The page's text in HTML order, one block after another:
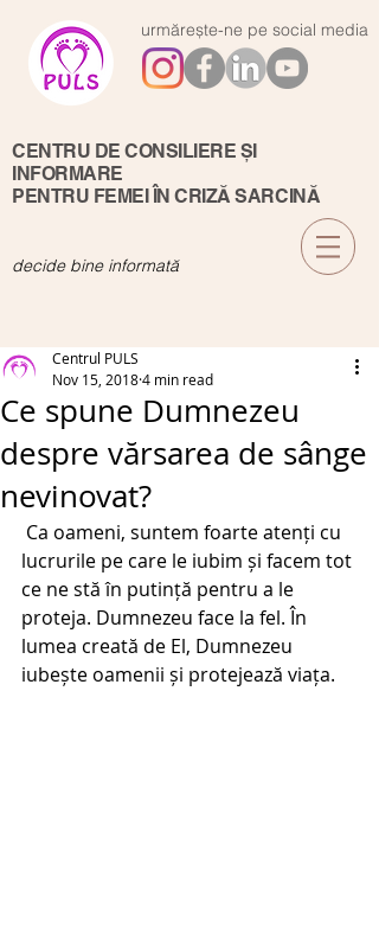
urmărește-ne pe social media
CENTRU DE CONSILIERE ȘI
INFORMARE
PENTRU FEMEI ÎN CRIZĂ SARCINĂ
decide bine informată
Ce spune Dumnezeu
despre vărsarea de sânge
nevinovat?
Centrul PULS
Nov 15, 20184 min read
lucrurile pe care le iubim și facem tot
ce ne stă în putință pentru a le
proteja. Dumnezeu face la fel. În
lumea creată de El, Dumnezeu
iubește oamenii și protejează viața.